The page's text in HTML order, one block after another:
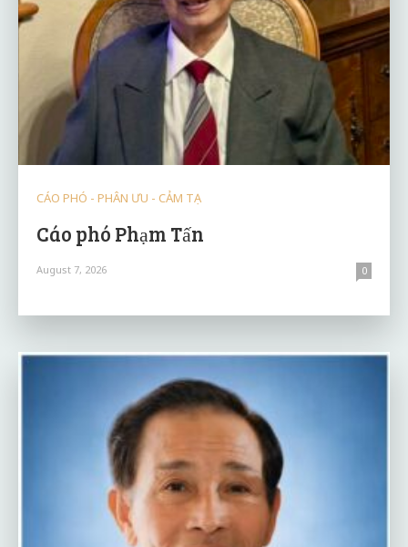
CÁO PHÓ - PHÂN ƯU - CẢM TẠ
Cáo phó Phạm Tấn
August 7, 2026 0